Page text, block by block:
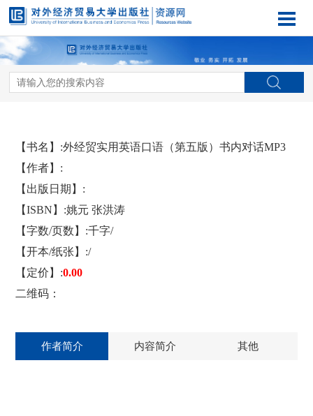
【书名】:外经贸实用英语口语（第五版）书内对话MP3
【作者】:
【出版日期】:
【ISBN】:姚元 张洪涛
【字数/页数】:千字/
【开本/纸张】:/
【定价】:0.00
二维码：
作者简介 内容简介 其他